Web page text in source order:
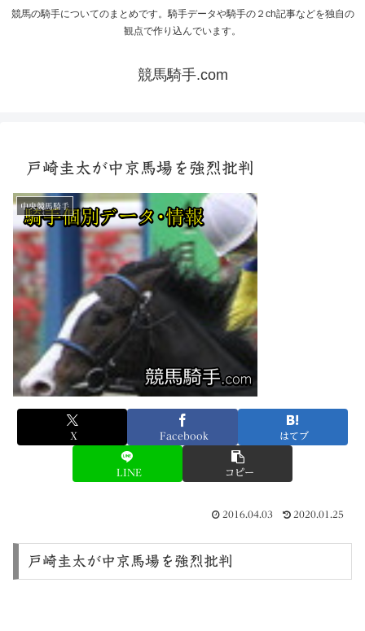
競馬の騎手についてのまとめです。騎手データや騎手の２ch記事などを独自の
観点で作り込んでいます。
競馬騎手.com
戸崎圭太が中京馬場を強烈批判
中央競馬騎手
X Facebook はてブ
LINE コピー
2016.04.03 2020.01.25
戸崎圭太が中京馬場を強烈批判